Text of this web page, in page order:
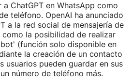
ChatGPT en WhatsApp como
teléfono. OpenAI ha anunciado
a la red social de mensajería de
como la posibilidad de realizar
(función solo disponible en
la creación de un contacto
usuarios pueden guardar en sus
número de teléfono más.